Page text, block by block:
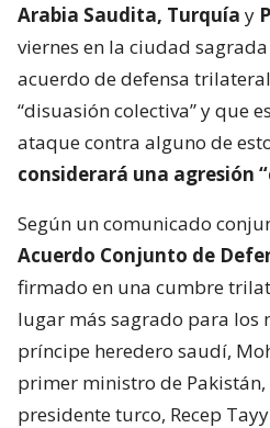
Arabia Saudita, Turquía y
viernes en la ciudad
acuerdo de defensa
“disuasión colectiva” y que
ataque contra alguno de
considerará una agresión
Según un comunicado
Acuerdo Conjunto de
firmado en una cumbre
lugar más sagrado para los
príncipe heredero saudí,
primer ministro de Pakistán,
presidente turco, Recep